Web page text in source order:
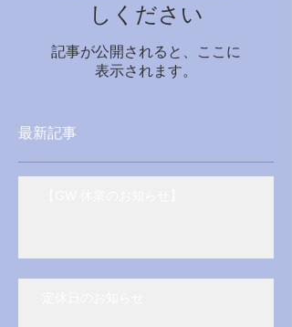
しください
記事が公開されると、ここに
表示されます。
最新記事